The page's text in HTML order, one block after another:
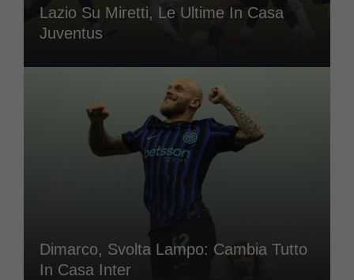
Lazio Su Miretti, Le Ultime In Casa
Juventus
Dimarco, Svolta Lampo: Cambia Tutto
In Casa Inter